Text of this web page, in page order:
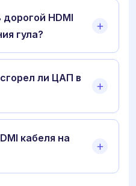
HDMI
гула?
ли ЦАП в
кабеля на